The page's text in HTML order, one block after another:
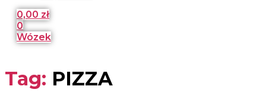
0,00 zł
0
Wózek
Tag: PIZZA